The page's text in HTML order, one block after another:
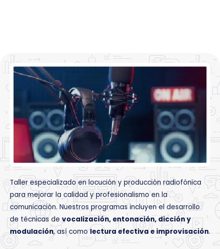
Taller especializado en locución y producción radiofónica
para mejorar la calidad y profesionalismo en la
comunicación. Nuestros programas incluyen el desarrollo
de técnicas de vocalización, entonación, dicción y
modulación, así comolectura efectiva e improvisación.